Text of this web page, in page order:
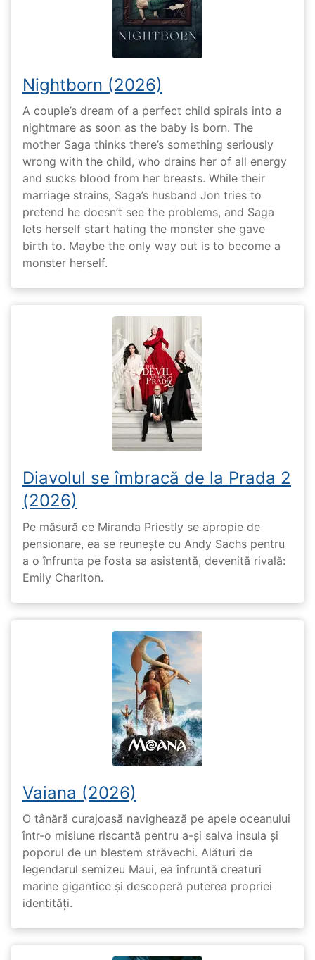
Nightborn (2026)
A couple’s dream of a perfect child spirals into a
nightmare as soon as the baby is born. The
mother Saga thinks there’s something seriously
wrong with the child, who drains her of all energy
and sucks blood from her breasts. While their
marriage strains, Saga’s husband Jon tries to
pretend he doesn’t see the problems, and Saga
lets herself start hating the monster she gave
birth to. Maybe the only way out is to become a
monster herself.
Diavolul se îmbracă de la Prada 2
(2026)
Pe măsură ce Miranda Priestly se apropie de
pensionare, ea se reunește cu Andy Sachs pentru
a o înfrunta pe fosta sa asistentă, devenită rivală:
Emily Charlton.
Vaiana (2026)
O tânără curajoasă navighează pe apele oceanului
într-o misiune riscantă pentru a-și salva insula și
poporul de un blestem străvechi. Alături de
legendarul semizeu Maui, ea înfruntă creaturi
marine gigantice și descoperă puterea propriei
identități.